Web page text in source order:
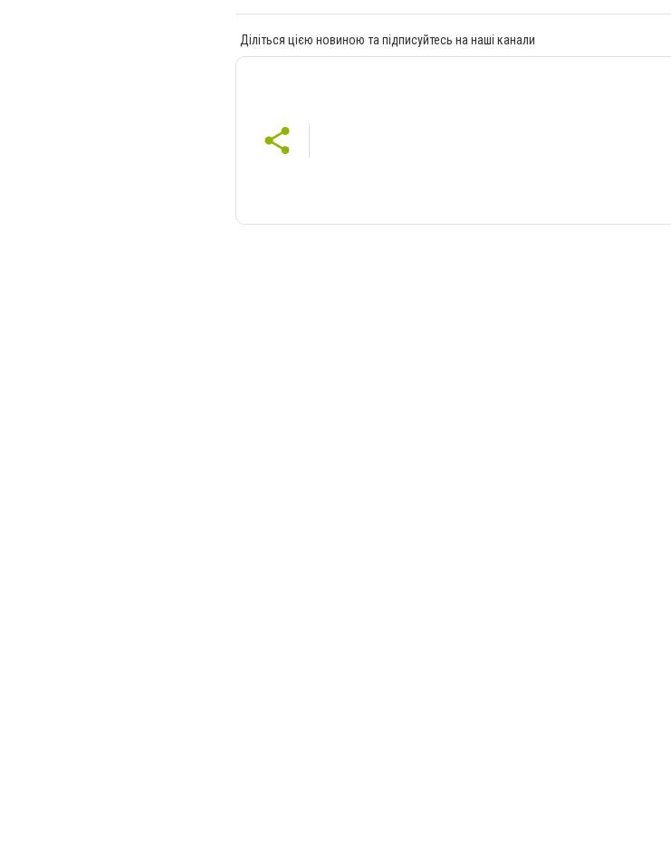
Діліться цією новиною та підписуйтесь на наші канали